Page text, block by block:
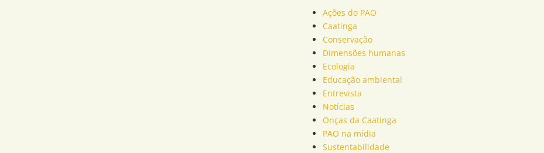
Ações do PAO
Caatinga
Conservação
Dimensões humanas
Ecologia
Educação ambiental
Entrevista
Notícias
Onças da Caatinga
PAO na mídia
Sustentabilidade